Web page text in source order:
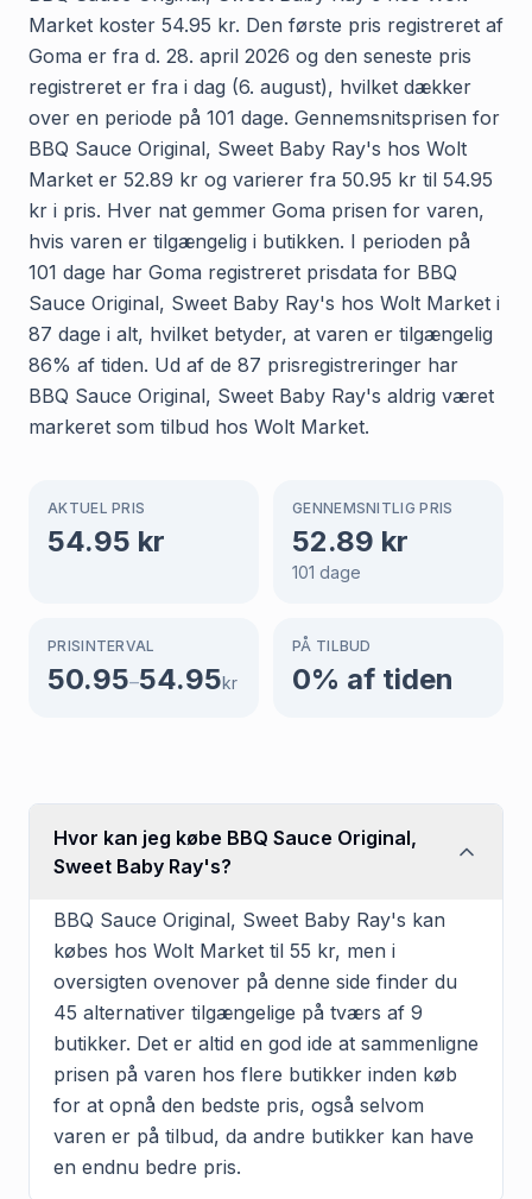
Market koster 54.95 kr. Den første pris registreret af
Goma er fra d. 28. april 2026 og den seneste pris
registreret er fra i dag (6. august), hvilket dækker
over en periode på 101 dage. Gennemsnitsprisen for
BBQ Sauce Original, Sweet Baby Ray's hos Wolt
Market er 52.89 kr og varierer fra 50.95 kr til 54.95
kr i pris. Hver nat gemmer Goma prisen for varen,
hvis varen er tilgængelig i butikken. I perioden på
101 dage har Goma registreret prisdata for BBQ
Sauce Original, Sweet Baby Ray's hos Wolt Market i
87 dage i alt, hvilket betyder, at varen er tilgængelig
86% af tiden. Ud af de 87 prisregistreringer har
BBQ Sauce Original, Sweet Baby Ray's aldrig været
markeret som tilbud hos Wolt Market.
AKTUEL PRIS
54.95 kr
GENNEMSNITLIG PRIS
52.89 kr
101 dage
PRISINTERVAL
50.95–54.95kr
PÅ TILBUD
0% af tiden
Hvor kan jeg købe BBQ Sauce Original,
Sweet Baby Ray's?
BBQ Sauce Original, Sweet Baby Ray's kan
købes hos Wolt Market til 55 kr, men i
oversigten ovenover på denne side finder du
45 alternativer tilgængelige på tværs af 9
butikker. Det er altid en god ide at sammenligne
prisen på varen hos flere butikker inden køb
for at opnå den bedste pris, også selvom
varen er på tilbud, da andre butikker kan have
en endnu bedre pris.